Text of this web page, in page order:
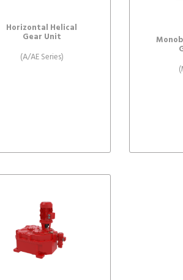
Horizontal Helical
Gear Unit
(A/AE Series)